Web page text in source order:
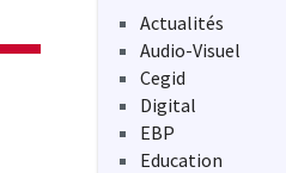
Actualités
Audio-Visuel
Cegid
Digital
EBP
Education